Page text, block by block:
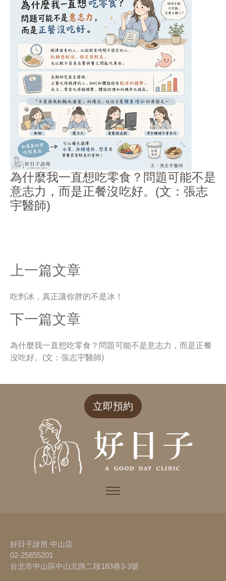
為什麼我一直想吃零食？問題可能不是
意志力，而是正餐沒吃好。(文：張志
宇醫師)
上一篇文章
吃剉冰，真正讓你胖的不是冰！
下一篇文章
為什麼我一直想吃零食？問題可能不是意志力，而是正餐
沒吃好。(文：張志宇醫師)
立即預約
好日子診所 中山店
02-25855201
台北市中山區中山北路二段183巷3-3號